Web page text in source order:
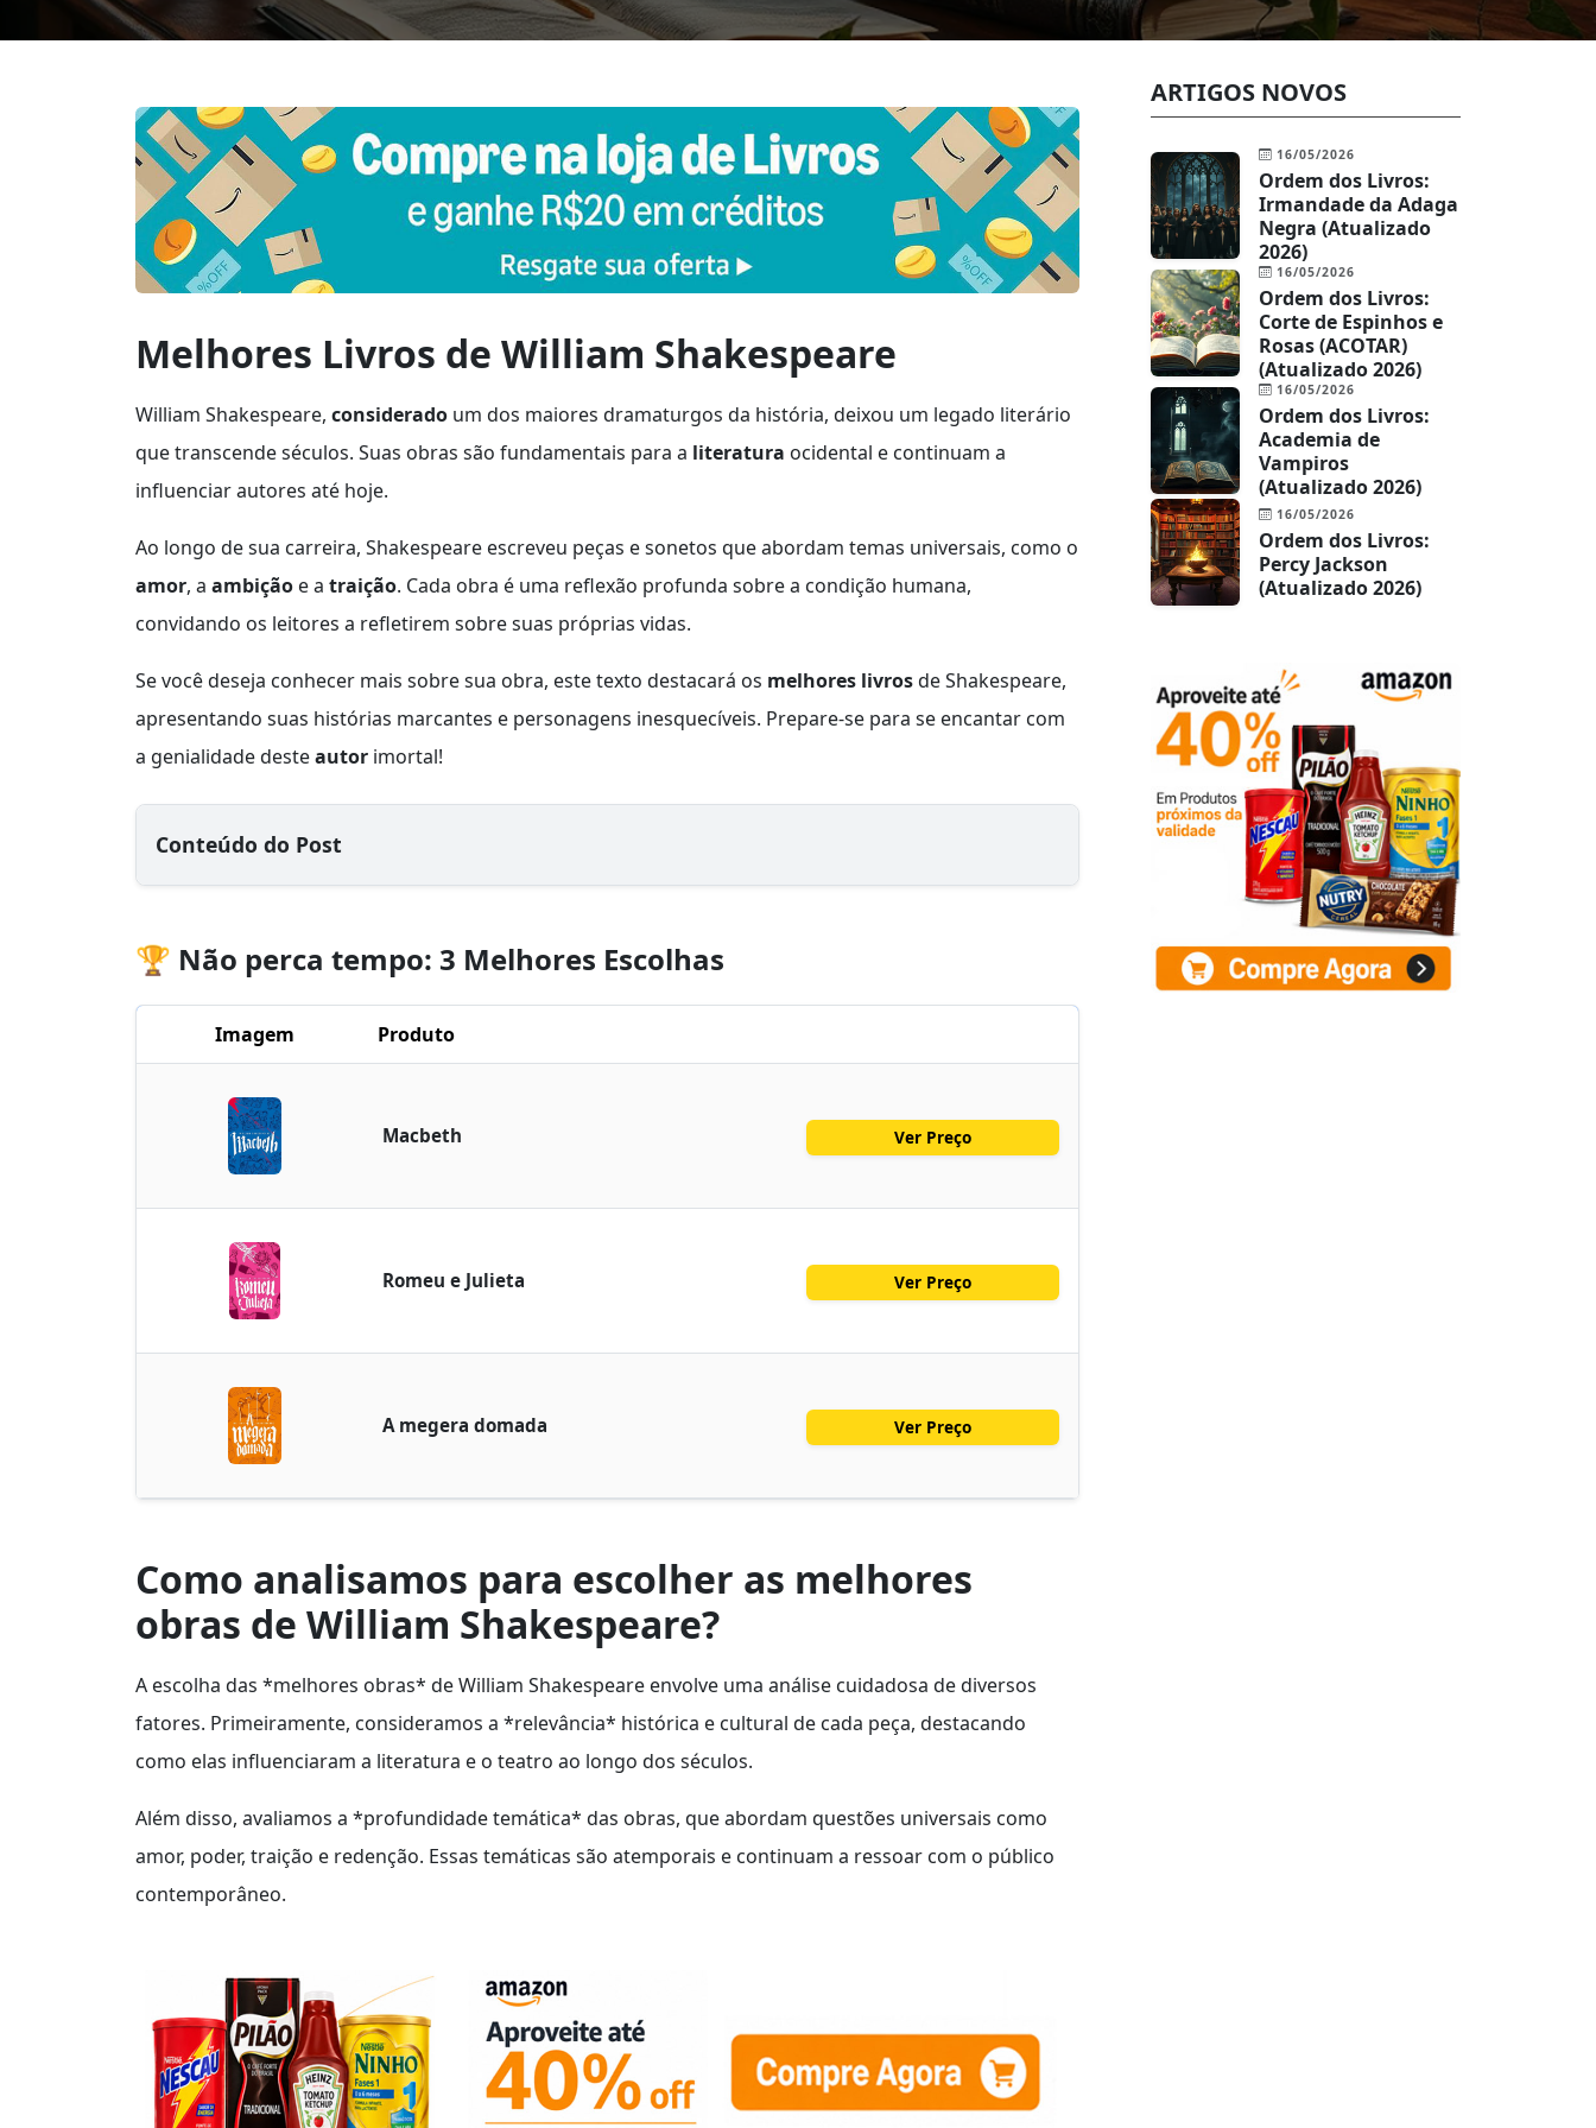
Melhores Livros de William Shakespeare
William Shakespeare, considerado um dos maiores dramaturgos da história, deixou um legado literário
que transcende séculos. Suas obras são fundamentais para a literatura ocidental e continuam a
influenciar autores até hoje.
Ao longo de sua carreira, Shakespeare escreveu peças e sonetos que abordam temas universais, como o
amor, a ambição e a traição. Cada obra é uma reflexão profunda sobre a condição humana,
convidando os leitores a refletirem sobre suas próprias vidas.
Se você deseja conhecer mais sobre sua obra, este texto destacará os melhores livrosde Shakespeare,
apresentando suas histórias marcantes e personagens inesquecíveis. Prepare-se para se encantar com
a genialidade desteautor imortal!
Conteúdo do Post
🏆 Não perca tempo: 3 Melhores Escolhas
Imagem Produto
Macbeth Ver Preço
Romeu e Julieta Ver Preço
A megera domada Ver Preço
Como analisamos para escolher as melhores
obras de William Shakespeare?
A escolha das *melhores obras* de William Shakespeare envolve uma análise cuidadosa de diversos
fatores. Primeiramente, consideramos a *relevância* histórica e cultural de cada peça, destacando
como elas influenciaram a literatura e o teatro ao longo dos séculos.
Além disso, avaliamos a *profundidade temática* das obras, que abordam questões universais como
amor, poder, traição e redenção. Essas temáticas são atemporais e continuam a ressoar com o público
contemporâneo.
ARTIGOS NOVOS
16/05/2026
Ordem dos Livros:
Irmandade da Adaga
Negra (Atualizado
2026)
16/05/2026
Ordem dos Livros:
Corte de Espinhos e
Rosas (ACOTAR)
(Atualizado 2026)
16/05/2026
Ordem dos Livros:
Academia de
Vampiros
(Atualizado 2026)
16/05/2026
Ordem dos Livros:
Percy Jackson
(Atualizado 2026)